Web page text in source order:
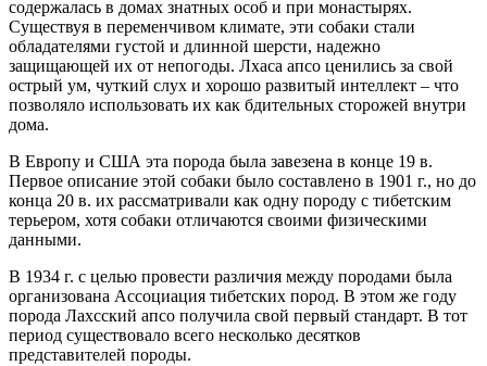
содержалась в домах знатных особ и при монастырях.
Существуя в переменчивом климате, эти собаки стали
обладателями густой и длинной шерсти, надежно
защищающей их от непогоды. Лхаса апсо ценились за свой
острый ум, чуткий слух и хорошо развитый интеллект – что
позволяло использовать их как бдительных сторожей внутри
дома.
В Европу и США эта порода была завезена в конце 19 в.
Первое описание этой собаки было составлено в 1901 г., но до
конца 20 в. их рассматривали как одну породу с тибетским
терьером, хотя собаки отличаются своими физическими
данными.
В 1934 г. с целью провести различия между породами была
организована Ассоциация тибетских пород. В этом же году
порода Лахсский апсо получила свой первый стандарт. В тот
период существовало всего несколько десятков
представителей породы.